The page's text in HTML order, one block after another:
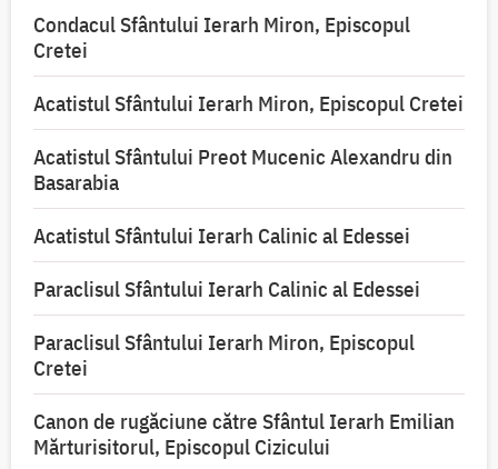
Condacul Sfântului Ierarh Miron, Episcopul
Cretei
Acatistul Sfântului Ierarh Miron, Episcopul Cretei
Acatistul Sfântului Preot Mucenic Alexandru din
Basarabia
Acatistul Sfântului Ierarh Calinic al Edessei
Paraclisul Sfântului Ierarh Calinic al Edessei
Paraclisul Sfântului Ierarh Miron, Episcopul
Cretei
Canon de rugăciune către Sfântul Ierarh Emilian
Mărturisitorul, Episcopul Cizicului